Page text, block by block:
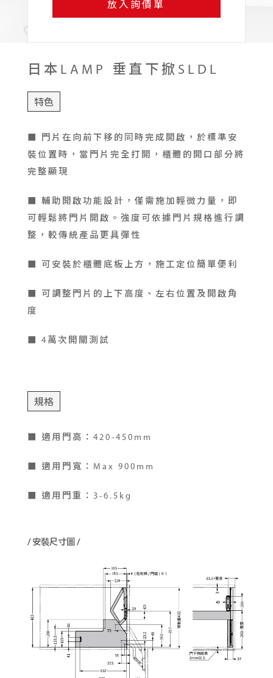
放入詢價單
日本LAMP 垂直下掀SLDL
特色
■ 門片在向前下移的同時完成開啟，於標準安
裝位置時，當門片完全打開，櫃體的開口部分將
完整顯現
■ 輔助開啟功能設計，僅需施加輕微力量，即
可輕鬆將門片開啟。強度可依據門片規格進行調
整，較傳統產品更具彈性
■ 可安裝於櫃體底板上方，施工定位簡單便利
■ 可調整門片的上下高度、左右位置及開啟角
度
■ 4萬次開關測試
規格
■ 適用門高：420-450mm
■ 適用門寬：Max 900mm
■ 適用門重：3-6.5kg
/ 安裝尺寸圖 /